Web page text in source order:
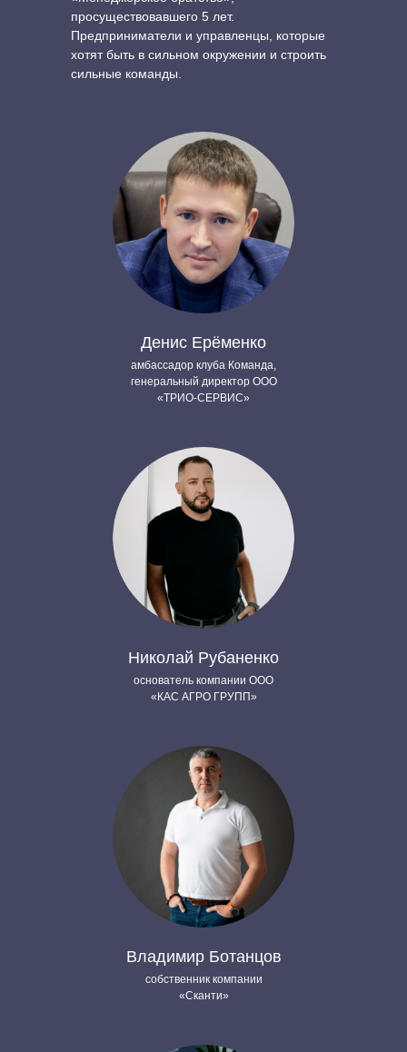
просуществовавшего 5 лет.
Предприниматели и управленцы, которые
хотят быть в сильном окружении и строить
сильные команды.
Денис Ерёменко
амбассадор клуба Команда,
генеральный директор ООО
«ТРИО-СЕРВИС»
Николай Рубаненко
основатель компании ООО
«КАС АГРО ГРУПП»
Владимир Ботанцов
собственник компании
«Сканти»